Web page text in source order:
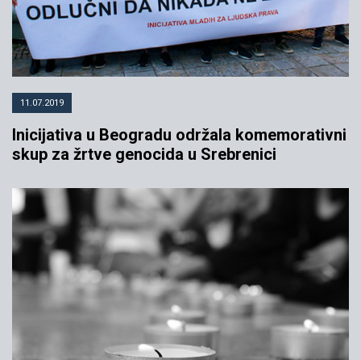
11.07.2019
Inicijativa u Beogradu održala komemorativni
skup za žrtve genocida u Srebrenici